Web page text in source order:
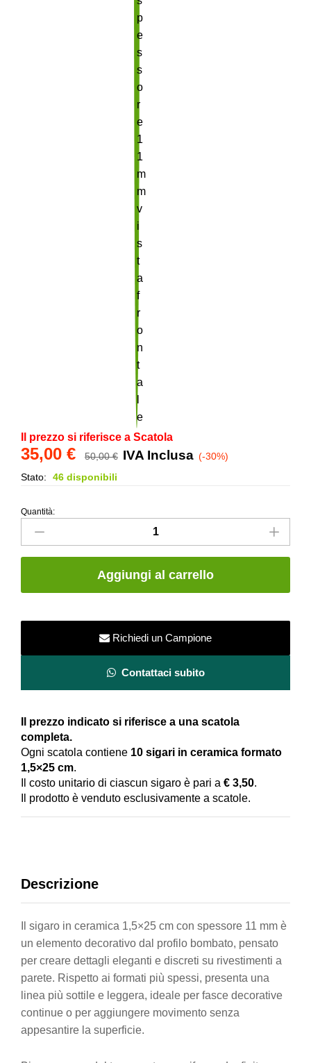
Il prezzo si riferisce a Scatola
35,00 € 50,00€ IVA Inclusa (-30%)
Stato:
46 disponibili
Sigaro
Bianco
quantity
Quantità:
Aggiungi al carrello
Richiedi un Campione
Contattaci subito
Il prezzo indicato si riferisce a una scatola
completa.
Ogni scatola contiene 10 sigari in ceramica formato
1,5×25 cm.
Il costo unitario di ciascun sigaro è pari a € 3,50.
Il prodotto è venduto esclusivamente a scatole.
Descrizione
Il sigaro in ceramica 1,5×25 cm con spessore 11 mm è
un elemento decorativo dal profilo bombato, pensato
per creare dettagli eleganti e discreti su rivestimenti a
parete. Rispetto ai formati più spessi, presenta una
linea più sottile e leggera, ideale per fasce decorative
continue o per aggiungere movimento senza
appesantire la superficie.